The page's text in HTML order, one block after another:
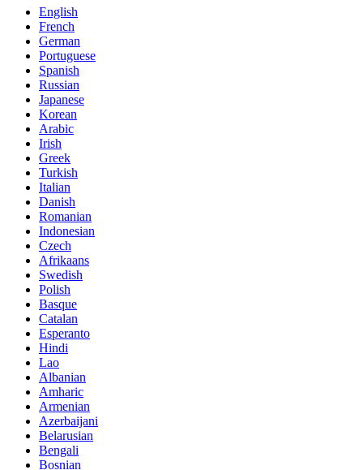
English
French
German
Portuguese
Spanish
Russian
Japanese
Korean
Arabic
Irish
Greek
Turkish
Italian
Danish
Romanian
Indonesian
Czech
Afrikaans
Swedish
Polish
Basque
Catalan
Esperanto
Hindi
Lao
Albanian
Amharic
Armenian
Azerbaijani
Belarusian
Bengali
Bosnian